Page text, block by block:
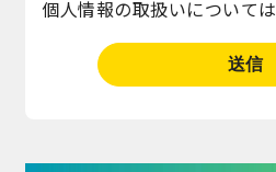
個人情報の取扱いについては